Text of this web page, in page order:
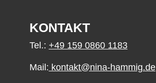
KONTAKT
Tel.: +49 159 0860 1183
Mail: kontakt@nina-hammig.de